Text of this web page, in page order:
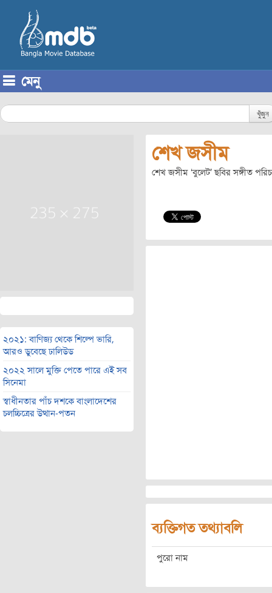
মেনু
খুঁজুন
২০২১: বাণিজ্য থেকে শিল্পে ভারি,
আরও ডুবেছে ঢালিউড
২০২২ সালে মুক্তি পেতে পারে এই সব
সিনেমা
স্বাধীনতার পাঁচ দশকে বাংলাদেশের
চলচ্চিত্রের উত্থান-পতন
শেখ জসীম
শেখ জসীম ‘বুলেট’ ছবির সঙ্গীত
ব্যক্তিগত তথ্যাবলি
পুরো নাম